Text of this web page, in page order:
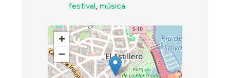
festival,música
+
−